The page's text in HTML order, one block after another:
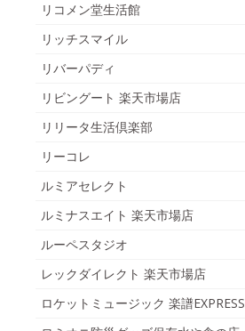
リコメン堂生活館
リッチスマイル
リバーパディ
リビングート 楽天市場店
リリータ生活倶楽部
リーコレ
ルミアセレクト
ルミナスエイト 楽天市場店
ルーペスタジオ
レックダイレクト 楽天市場店
ロケットミュージック 楽譜EXPRESS